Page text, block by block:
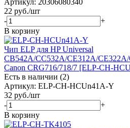
22 руб./шт
-
+
В корзину
Чип ELP для HP Universal
CB542A/CC532A/CE312A/
Canon CRG716/718/7 [ELP-CH-
Есть в наличии (2)
Артикул: ELP-CH-HСUn41A-Y
32 руб./шт
-
+
В корзину